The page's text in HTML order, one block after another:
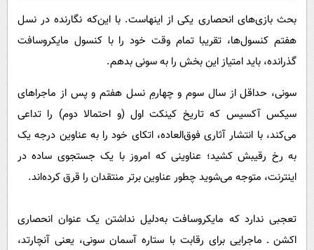
بحث بازی‌های انحصاری یکی از اینهاست. با این‌که نگارنده در نسل
هفتم کنسول‌ها، تقریبا تمام وقت خود را با کنسول مایکروسافت
گذرانده، باید امتیاز این بخش را به سونی بدهم.
سونی، حداقل از سال سوم و چهارمِ نسل هفتم و پس از ماجراهای
سیکس آکسیس که تاریخ کینکت اول (و احتمالا دوم) را تداعی
می‌کند، با انتشار آثاری فوق‌العاده، اتکای خود را به عناوین درجه یک
به رخ رقیبش کشید؛ عناوینی که امروز با یک جستجوی ساده در
اینترنت، متوجه می‌شوید چطور عناوین برتر منتقدان را قرق کرده‌اند.
تعجبی ندارد که مایکروسافت به‌دلیل نداشتن یک عنوان انحصاری
اکشن ـ ماجرایی برای رقابت با ستاره آسمان سونی، یعنی آنچارتد،